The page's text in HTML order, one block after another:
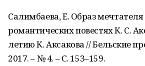
Салимбаева, Е. Образ мечтателя
романтических повестях К. С.
летию К. Аксакова // Бельские
2017. – № 4. – С. 153–159.